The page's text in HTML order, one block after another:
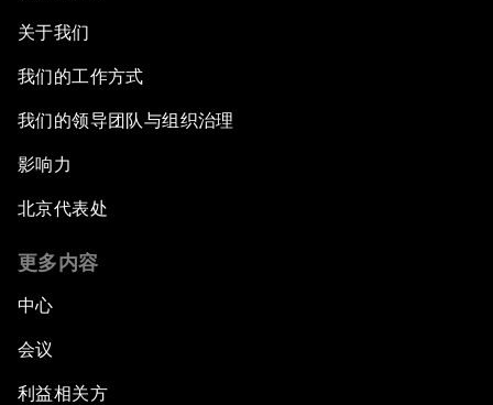
关于我们
我们的工作方式
我们的领导团队与组织治理
影响力
北京代表处
更多内容
中心
会议
利益相关方